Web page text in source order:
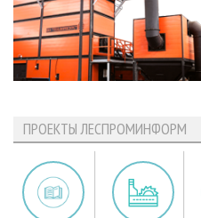
ПРОЕКТЫ ЛЕСПРОМИНФОРМ